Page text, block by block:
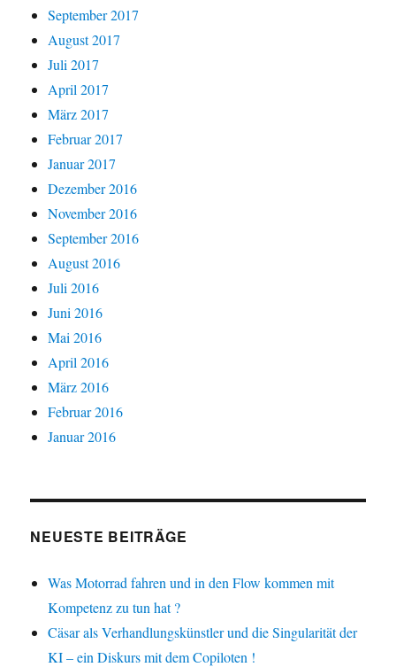
September 2017
August 2017
Juli 2017
April 2017
März 2017
Februar 2017
Januar 2017
Dezember 2016
November 2016
September 2016
August 2016
Juli 2016
Juni 2016
Mai 2016
April 2016
März 2016
Februar 2016
Januar 2016
NEUESTE BEITRÄGE
Was Motorrad fahren und in den Flow kommen mit
Kompetenz zu tun hat ?
Cäsar als Verhandlungskünstler und die Singularität der
KI – ein Diskurs mit dem Copiloten !